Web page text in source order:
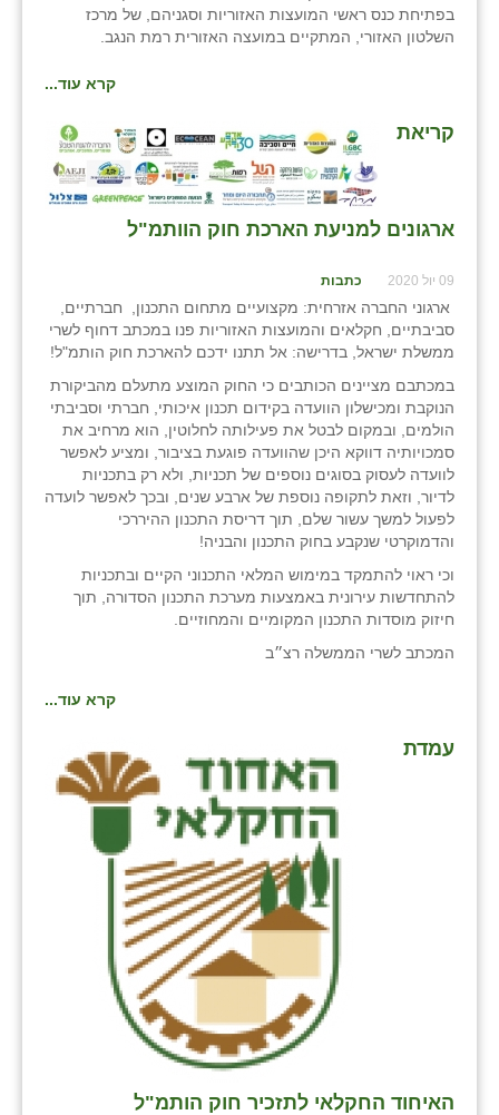
בפתיחת כנס ראשי המועצות האזוריות וסגניהם, של מרכז
השלטון האזורי, המתקיים במועצה האזורית רמת הנגב.
קרא עוד...
קריאת
ארגונים למניעת הארכת חוק הוותמ"ל
09 יול 2020 כתבות
ארגוני החברה אזרחית: מקצועיים מתחום התכנון, חברתיים,
סביבתיים, חקלאים והמועצות האזוריות פנו במכתב דחוף לשרי
ממשלת ישראל, בדרישה: אל תתנו ידכם להארכת חוק הותמ"ל!
במכתבם מציינים הכותבים כי החוק המוצע מתעלם מהביקורת
הנוקבת ומכישלון הוועדה בקידום תכנון איכותי, חברתי וסביבתי
הולמים, ובמקום לבטל את פעילותה לחלוטין, הוא מרחיב את
סמכויותיה דווקא היכן שהוועדה פוגעת בציבור, ומציע לאפשר
לוועדה לעסוק בסוגים נוספים של תכניות, ולא רק בתכניות
לדיור, וזאת לתקופה נוספת של ארבע שנים, ובכך לאפשר לועדה
לפעול למשך עשור שלם, תוך דריסת התכנון ההיררכי
והדמוקרטי שנקבע בחוק התכנון והבניה!
וכי ראוי להתמקד במימוש המלאי התכנוני הקיים ובתכניות
להתחדשות עירונית באמצעות מערכת התכנון הסדורה, תוך
חיזוק מוסדות התכנון המקומיים והמחוזיים.
המכתב לשרי הממשלה רצ״ב
קרא עוד...
עמדת
האיחוד החקלאי לתזכיר חוק הותמ"ל